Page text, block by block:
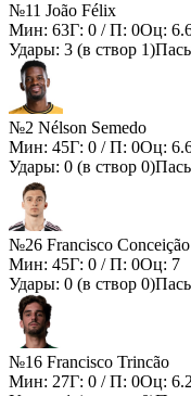
№11 João Félix
Мин: 63Г: 0 / П: 0Оц:
Удары: 3 (в створ 1)
№2 Nélson Semedo
Мин: 45Г: 0 / П: 0Оц:
Удары: 0 (в створ 0)
№26 Francisco Conceição
Мин: 45Г: 0 / П: 0Оц: 7
Удары: 0 (в створ 0)
№16 Francisco Trincão
Мин: 27Г: 0 / П: 0Оц: